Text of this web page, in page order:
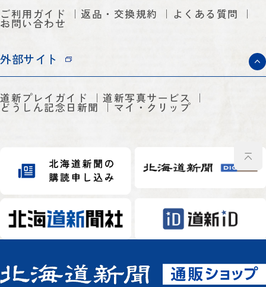
ご利用ガイド 返品・交換規約 よくある質問
お問い合わせ
外部サイト
道新プレイガイド 道新写真サービス
どうしん記念日新聞 マイ・クリップ